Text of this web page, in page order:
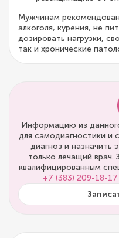
Мужчинам
алкоголя, курения, не
дозировать нагрузки,
так и хронические
Информацию из
для самодиагностики и
диагноз и
только лечащий врач.
квалифицированным
+7 (383) 209-18-17